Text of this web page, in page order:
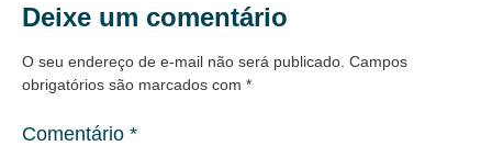
Deixe um comentário
O seu endereço de e-mail não será publicado. Campos
obrigatórios são marcados com *
Comentário *